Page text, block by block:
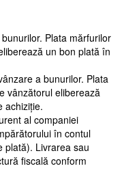
Plata mărfurilor
un bon plată în
a bunurilor. Plata
vânzătorul eliberează
achiziție.
al companiei
în contul
plată). Livrarea sau
fiscală conform